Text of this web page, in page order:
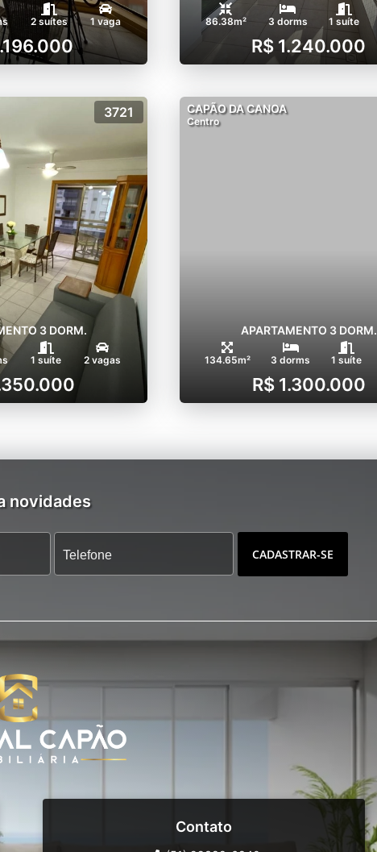
2 suítes 1 vaga 86.38m² 3 dorms 1 suíte
R$ 1.240.000
3721
3 DORM.
1 suíte 2 vagas
CAPÃO DA CANOA
Centro
APARTAMENTO 3 DORM.
134.65m² 3 dorms 1 suíte
R$ 1.300.000
novidades
CADASTRAR-SE
Contato